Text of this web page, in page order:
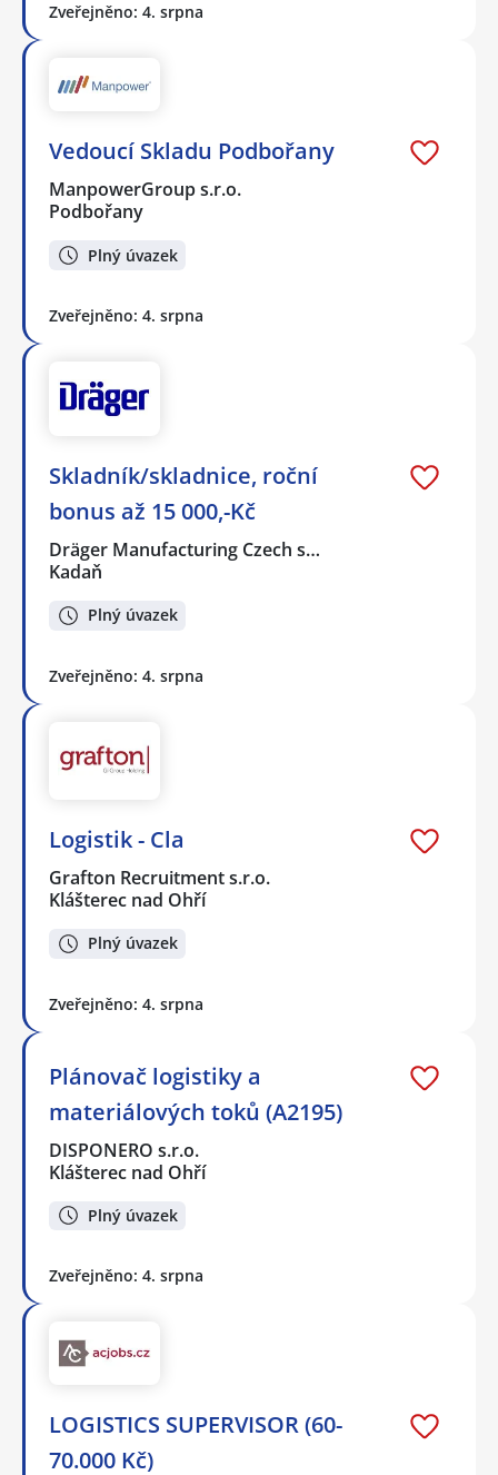
Zveřejněno: 4. srpna
Vedoucí Skladu Podbořany
ManpowerGroup s.r.o.
Podbořany
Plný úvazek
Zveřejněno: 4. srpna
Skladník/skladnice, roční
bonus až 15 000,-Kč
Dräger Manufacturing Czech s…
Kadaň
Plný úvazek
Zveřejněno: 4. srpna
Logistik - Cla
Grafton Recruitment s.r.o.
Klášterec nad Ohří
Plný úvazek
Zveřejněno: 4. srpna
Plánovač logistiky a
materiálových toků (A2195)
DISPONERO s.r.o.
Klášterec nad Ohří
Plný úvazek
Zveřejněno: 4. srpna
LOGISTICS SUPERVISOR (60-
70.000 Kč)